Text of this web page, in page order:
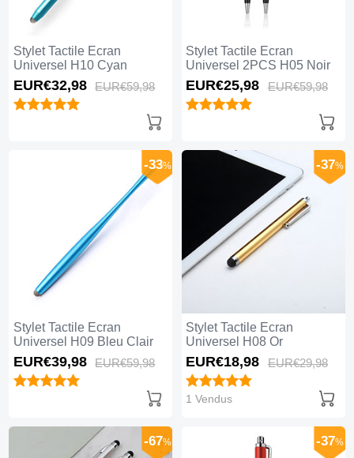
Stylet Tactile Ecran
Universel H10 Cyan
EUR€32,98 EUR€59,98
Stylet Tactile Ecran
Universel 2PCS H05 Noir
EUR€25,98 EUR€59,98
Stylet Tactile Ecran
Universel H09 Bleu Clair
-33%
EUR€39,98 EUR€59,98
Stylet Tactile Ecran
Universel H08 Or
-37%
EUR€18,98 EUR€29,98
1 Vendus
-67% -37%